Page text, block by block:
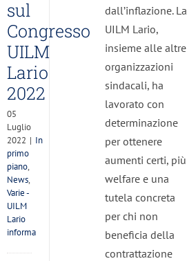
sul
Congresso
UILM
Lario
2022
05
Luglio
2022 | In
primo
piano,
News,
Varie -
UILM
Lario
informa
dall’inflazione. La
UILM Lario,
insieme alle altre
organizzazioni
sindacali, ha
lavorato con
determinazione
per ottenere
aumenti certi, più
welfare e una
tutela concreta
per chi non
beneficia della
contrattazione